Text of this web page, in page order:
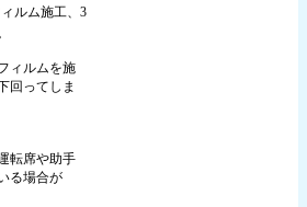
ィルムを施
回ってしま
転席や助手
る場合が